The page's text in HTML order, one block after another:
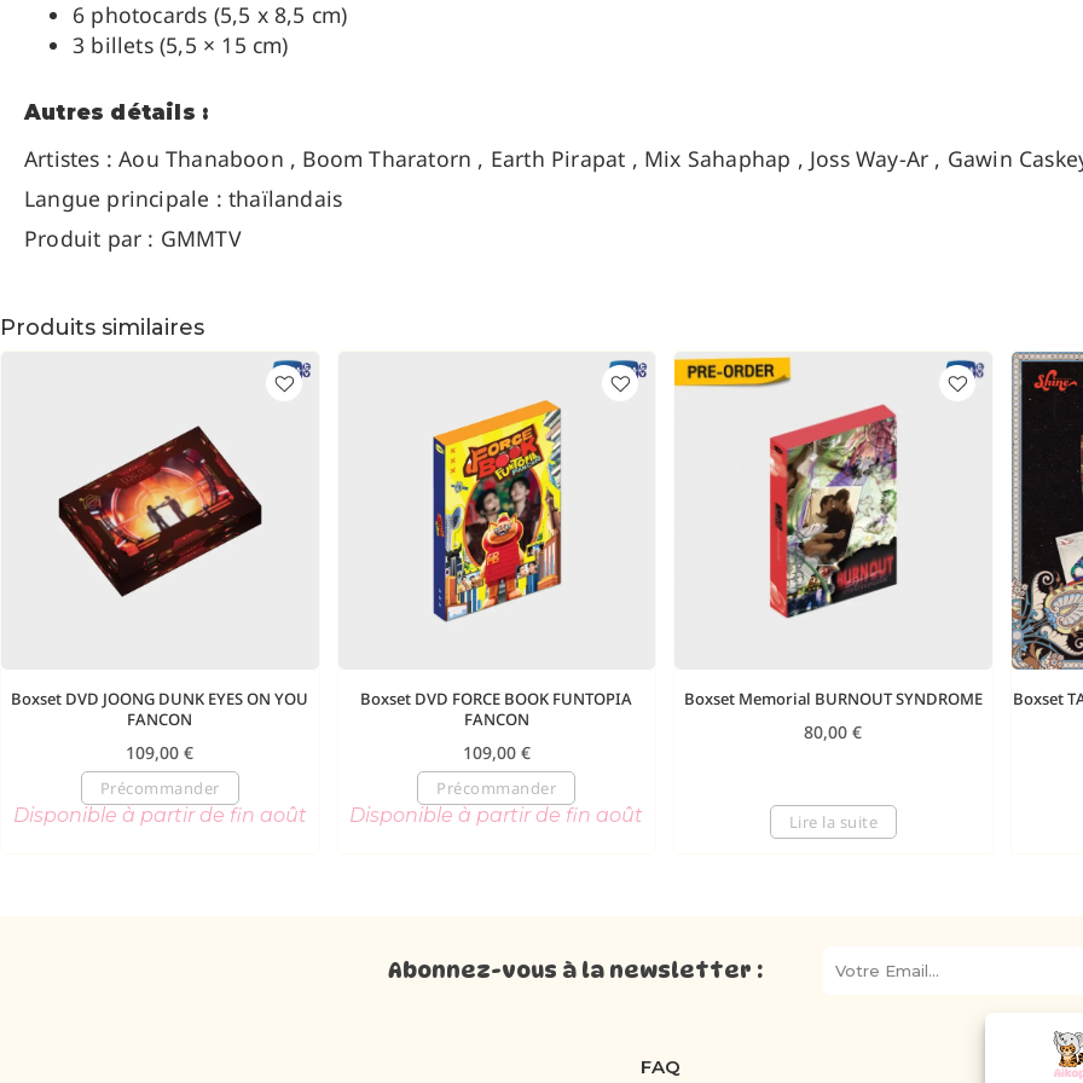
6 photocards (5,5 x 8,5 cm)
3 billets (5,5 × 15 cm)
Autres détails :
Artistes :Aou Thanaboon , Boom Tharatorn , Earth Pirapat , Mix Sahaphap , Joss Way-Ar , Gawin
Langue principale : thaïlandais
Produit par : GMMTV
Produits similaires
Boxset DVD JOONG DUNK EYES ON YOU
FANCON
109,00€
Précommander
Disponible à partir de fin août
Boxset DVD FORCE BOOK FUNTOPIA
FANCON
109,00 €
Précommander
Disponible à partir de fin août
Boxset Memorial BURNOUT SYNDROME
80,00€
Lire la suite
Boxset
Abonnez-vous à la newsletter :
FAQ